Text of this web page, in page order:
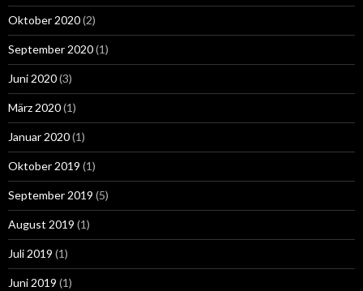
Oktober 2020(2)
September 2020(1)
Juni 2020(3)
März 2020(1)
Januar 2020(1)
Oktober 2019 (1)
September 2019 (5)
August 2019 (1)
Juli 2019 (1)
Juni 2019 (1)